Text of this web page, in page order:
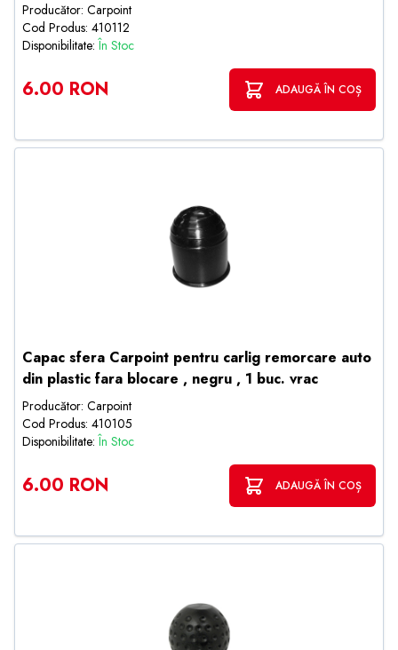
Producător: Carpoint
Cod Produs: 410112
Disponibilitate:În Stoc
6.00 RON ADAUGĂ ÎN COȘ
Capac sfera Carpoint pentru carlig remorcare auto
din plastic fara blocare , negru , 1 buc. vrac
Producător: Carpoint
Cod Produs: 410105
Disponibilitate:În Stoc
6.00 RON ADAUGĂ ÎN COȘ